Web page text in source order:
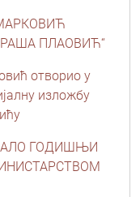
ПЛАОВИЋ“
отворио у
изложбу
ГОДИШЊИ